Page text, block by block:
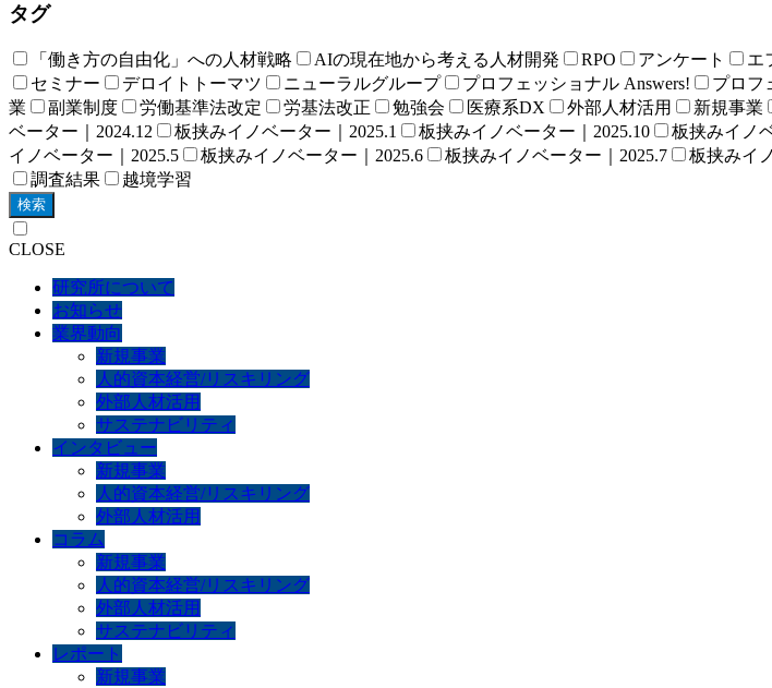
タグ
「働き方の自由化」への人材戦略 AIの現在地から考える人材開発 RPO アンケート エ
セミナー
デロイトトーマツ ニューラルグループ プロフェッショナル Answers! プロフ
業
副業制度 労働基準法改定 労基法改正 勉強会 医療系DX 外部人材活用 新規事業
ベーター｜2024.12
板挟みイノベーター｜2025.1 板挟みイノベーター｜2025.10 板挟みイノ
イノベーター｜2025.5
板挟みイノベーター｜2025.6 板挟みイノベーター｜2025.7 板挟みイ
調査結果
越境学習
検索
CLOSE
研究所について
お知らせ
業界動向
新規事業
人的資本経営/リスキリング
外部人材活用
サステナビリティ
インタビュー
新規事業
人的資本経営/リスキリング
外部人材活用
コラム
新規事業
人的資本経営/リスキリング
外部人材活用
サステナビリティ
レポート
新規事業